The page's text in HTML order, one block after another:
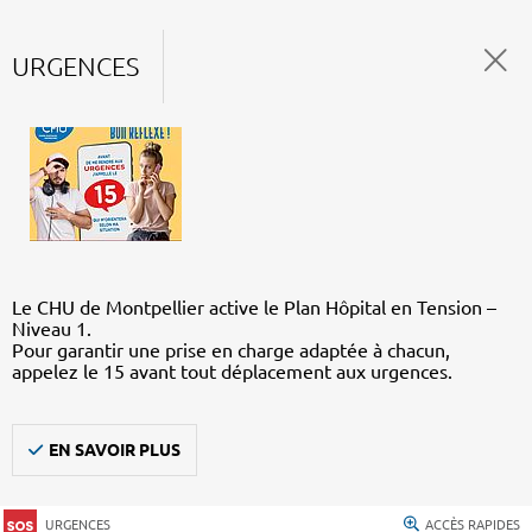
URGENCES
Le CHU de Montpellier active le Plan Hôpital en Tension –
Niveau 1.
Pour garantir une prise en charge adaptée à chacun,
appelez le 15 avant tout déplacement aux urgences.
EN SAVOIR PLUS
URGENCES ACCÈS RAPIDES